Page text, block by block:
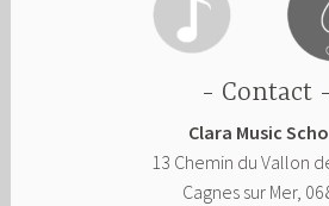
Contact
Clara Music
13 Chemin du Vallon
Cagnes sur Mer,